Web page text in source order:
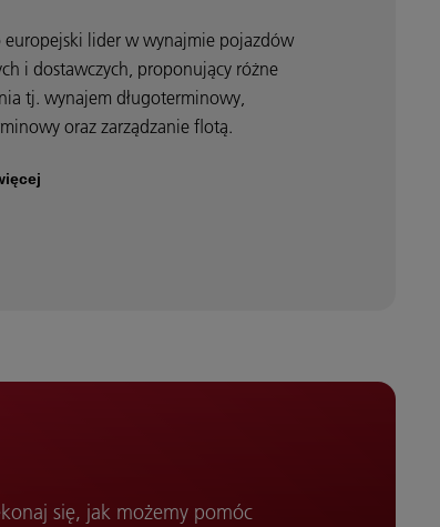
europejski lider w wynajmie pojazdów
i dostawczych, proponujący różne
tj. wynajem długoterminowy,
oraz zarządzanie flotą.
się, jak możemy pomóc